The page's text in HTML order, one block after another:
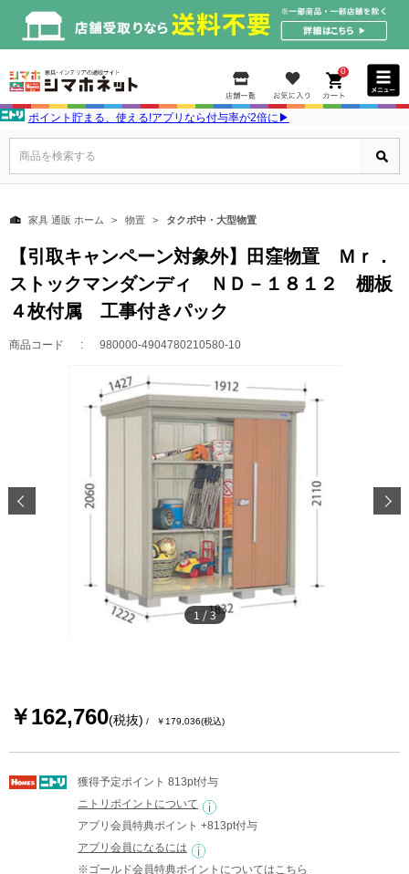
0
ポイント貯まる、使える!アプリなら付与率が2倍に▶
商品を検索する
家具 通販 ホーム 物置 タクボ中・大型物置
【引取キャンペーン対象外】田窪物置 Ｍｒ．
ストックマンダンディ ＮＤ－１８１２ 棚板
４枚付属 工事付きパック
商品コード 980000-4904780210580-10
1 /3
￥162,760(税抜) ￥179,036(税込)
獲得予定ポイント 813pt付与
ニトリポイントについて
アプリ会員特典ポイント +813pt付与
アプリ会員になるには
※ゴールド会員特典ポイントについては こちら